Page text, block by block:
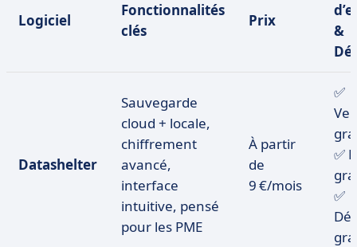
Logiciel
Fonctionnalités
clés
Prix
&
Datashelter
Sauvegarde
cloud + locale,
chiffrement
avancé,
interface
intuitive, pensé
pour les PME
À partir
de
9 €/mois
✅
✅
✅